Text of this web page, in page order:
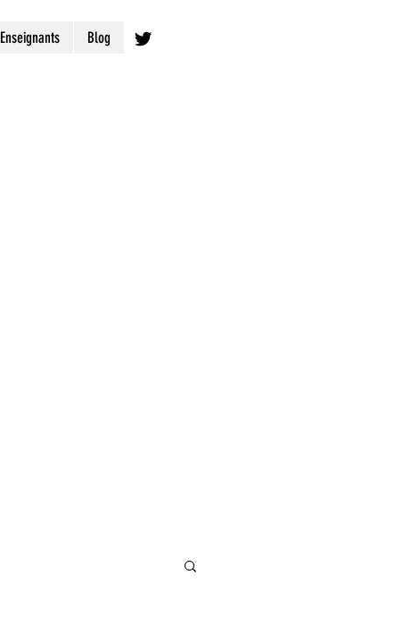
Enseignants Blog